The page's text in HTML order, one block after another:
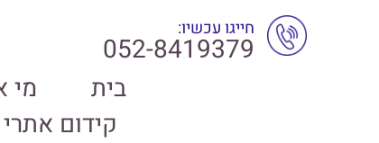
חייגו עכשיו:
052-8419379
בית מי
קידום
/ מאת admintami